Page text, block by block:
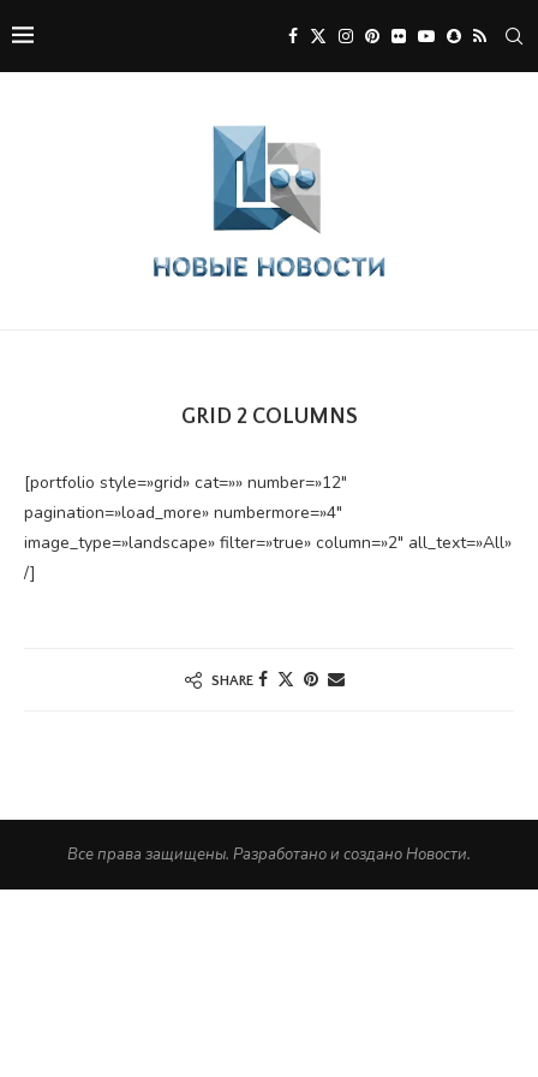
GRID 2 COLUMNS
[portfolio style=»grid» cat=»» number=»12″
pagination=»load_more» numbermore=»4″
image_type=»landscape» filter=»true» column=»2″ all_text=»All»
/]
SHARE
Все права защищены. Разработано и создано Новости.